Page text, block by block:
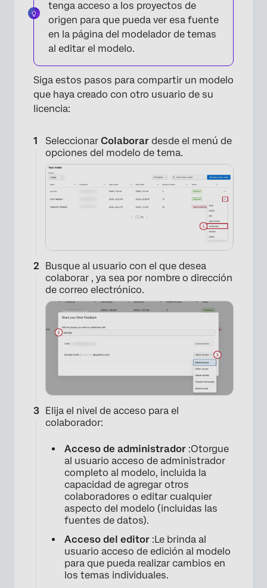
×
tenga acceso a los proyectos de
origen para que pueda ver esa fuente
en la página del modelador de temas
al editar el modelo.
Siga estos pasos para compartir un modelo
que haya creado con otro usuario de su
licencia:
Seleccionar Colaborar desde el menú de
opciones del modelo de tema.
Busque al usuario con el que desea
colaborar , ya sea por nombre o dirección
de correo electrónico.
Elija el nivel de acceso para el
colaborador:
Acceso de administrador :Otorgue
al usuario acceso de administrador
completo al modelo, incluida la
capacidad de agregar otros
colaboradores o editar cualquier
aspecto del modelo (incluidas las
fuentes de datos).
Acceso del editor :Le brinda al
usuario acceso de edición al modelo
para que pueda realizar cambios en
los temas individuales.